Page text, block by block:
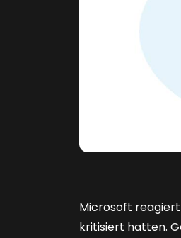
Microsoft
kritisiert hatten.